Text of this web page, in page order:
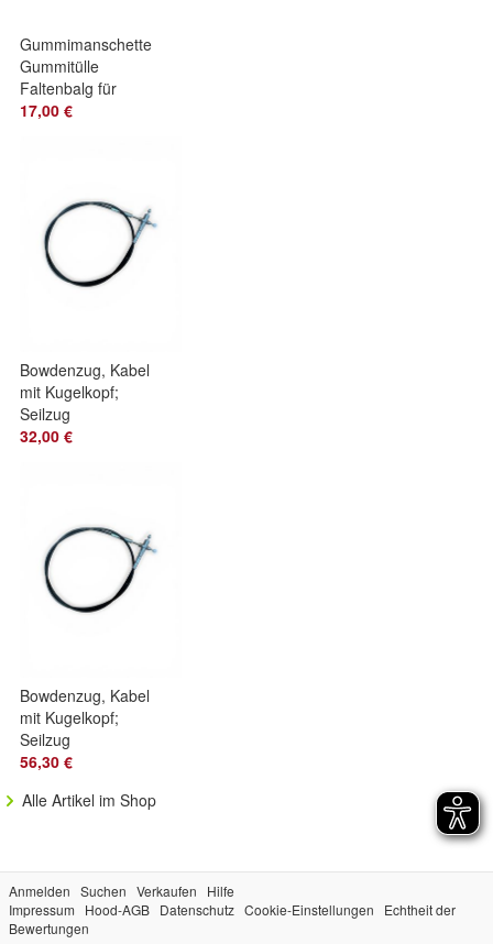
Gummimanschette
Gummitülle
Faltenbalg für
Joystick
17,00 €
Bowdenzug, Kabel
mit Kugelkopf;
Seilzug
Einhandhebel,
32,00 €
Bowdenzug, Kabel
mit Kugelkopf;
Seilzug
Einhandhebel,
56,30 €
Alle Artikel im Shop
Anmelden Suchen Verkaufen
Hilfe
Impressum
Hood-AGB Datenschutz Cookie-Einstellungen
Echtheit der
Bewertungen